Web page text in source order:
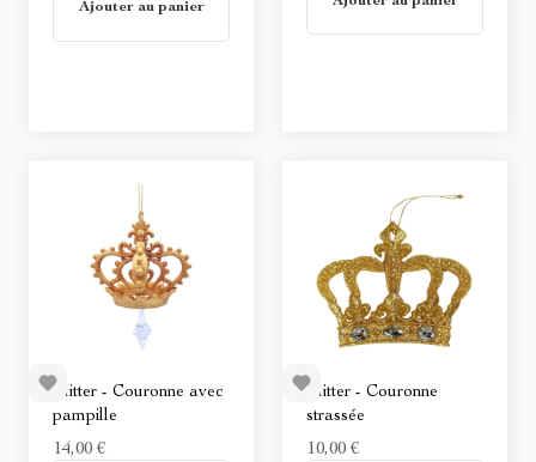
Ajouter au panier
Glitter - Couronne avec
pampille
14,00 €
Glitter - Couronne
strassée
10,00 €